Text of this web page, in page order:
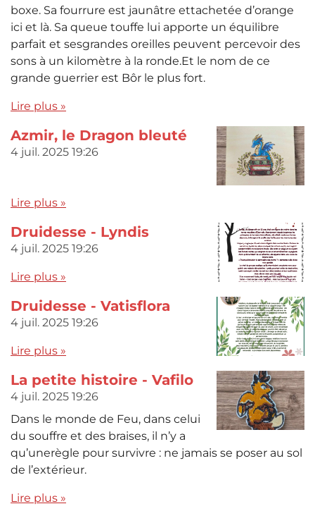
boxe. Sa fourrure est jaunâtre ettachetée d’orange
ici et là. Sa queue touffe lui apporte un équilibre
parfait et sesgrandes oreilles peuvent percevoir des
sons à un kilomètre à la ronde.Et le nom de ce
grande guerrier est Bôr le plus fort.
Lire plus »
Azmir, le Dragon bleuté
4 juil. 2025 19:26
Lire plus »
Druidesse - Lyndis
4 juil. 2025 19:26
Lire plus »
Druidesse - Vatisflora
4 juil. 2025 19:26
Lire plus »
La petite histoire - Vafilo
4 juil. 2025 19:26
Dans le monde de Feu, dans celui
du souffre et des braises, il n’y a
qu’unerègle pour survivre : ne jamais se poser au sol
de l’extérieur.
Lire plus »